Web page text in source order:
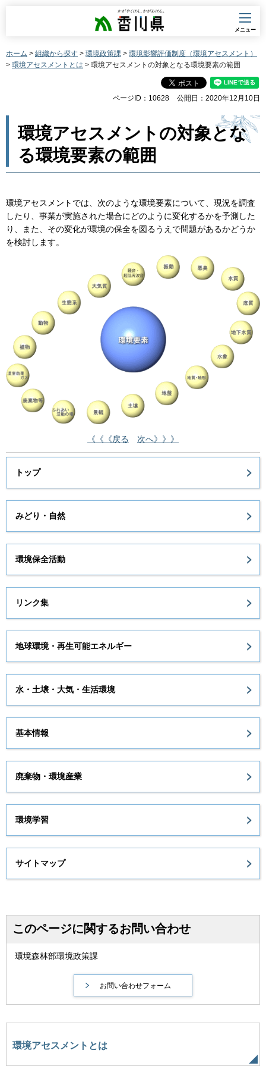
香川県
メニュー
ホーム > 組織から探す > 環境政策課 > 環境影響評価制度（環境アセスメント）
> 環境アセスメントとは > 環境アセスメントの対象となる環境要素の範囲
ページID：10628 公開日：2020年12月10日
環境アセスメントの対象とな
る環境要素の範囲
環境アセスメントでは、次のような環境要素について、現況を調査
したり、事業が実施された場合にどのように変化するかを予測した
り、また、その変化が環境の保全を図るうえで問題があるかどうか
を検討します。
《《《戻る 次へ》》》
トップ
みどり・自然
環境保全活動
リンク集
地球環境・再生可能エネルギー
水・土壌・大気・生活環境
基本情報
廃棄物・環境産業
環境学習
サイトマップ
このページに関するお問い合わせ
環境森林部環境政策課
環境アセスメントとは